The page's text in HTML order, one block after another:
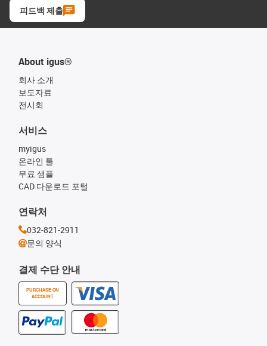
피드백 제출
About igus®
회사 소개
보도자료
전시회
결제 수단 안내
PURCHASE ON
ACCOUNT
서비스
myigus
온라인 툴
무료 샘플
CAD 다운로드 포털
연락처
032-821-2911
문의 양식